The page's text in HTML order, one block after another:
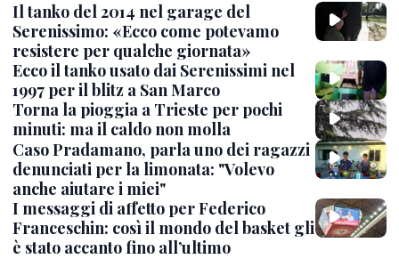
Il tanko del 2014 nel garage del
Serenissimo: «Ecco come potevamo
resistere per qualche giornata»
Ecco il tanko usato dai Serenissimi nel
1997 per il blitz a San Marco
Torna la pioggia a Trieste per pochi
minuti: ma il caldo non molla
Caso Pradamano, parla uno dei ragazzi
denunciati per la limonata: "Volevo
anche aiutare i miei"
I messaggi di affetto per Federico
Franceschin: così il mondo del basket gli
è stato accanto fino all’ultimo